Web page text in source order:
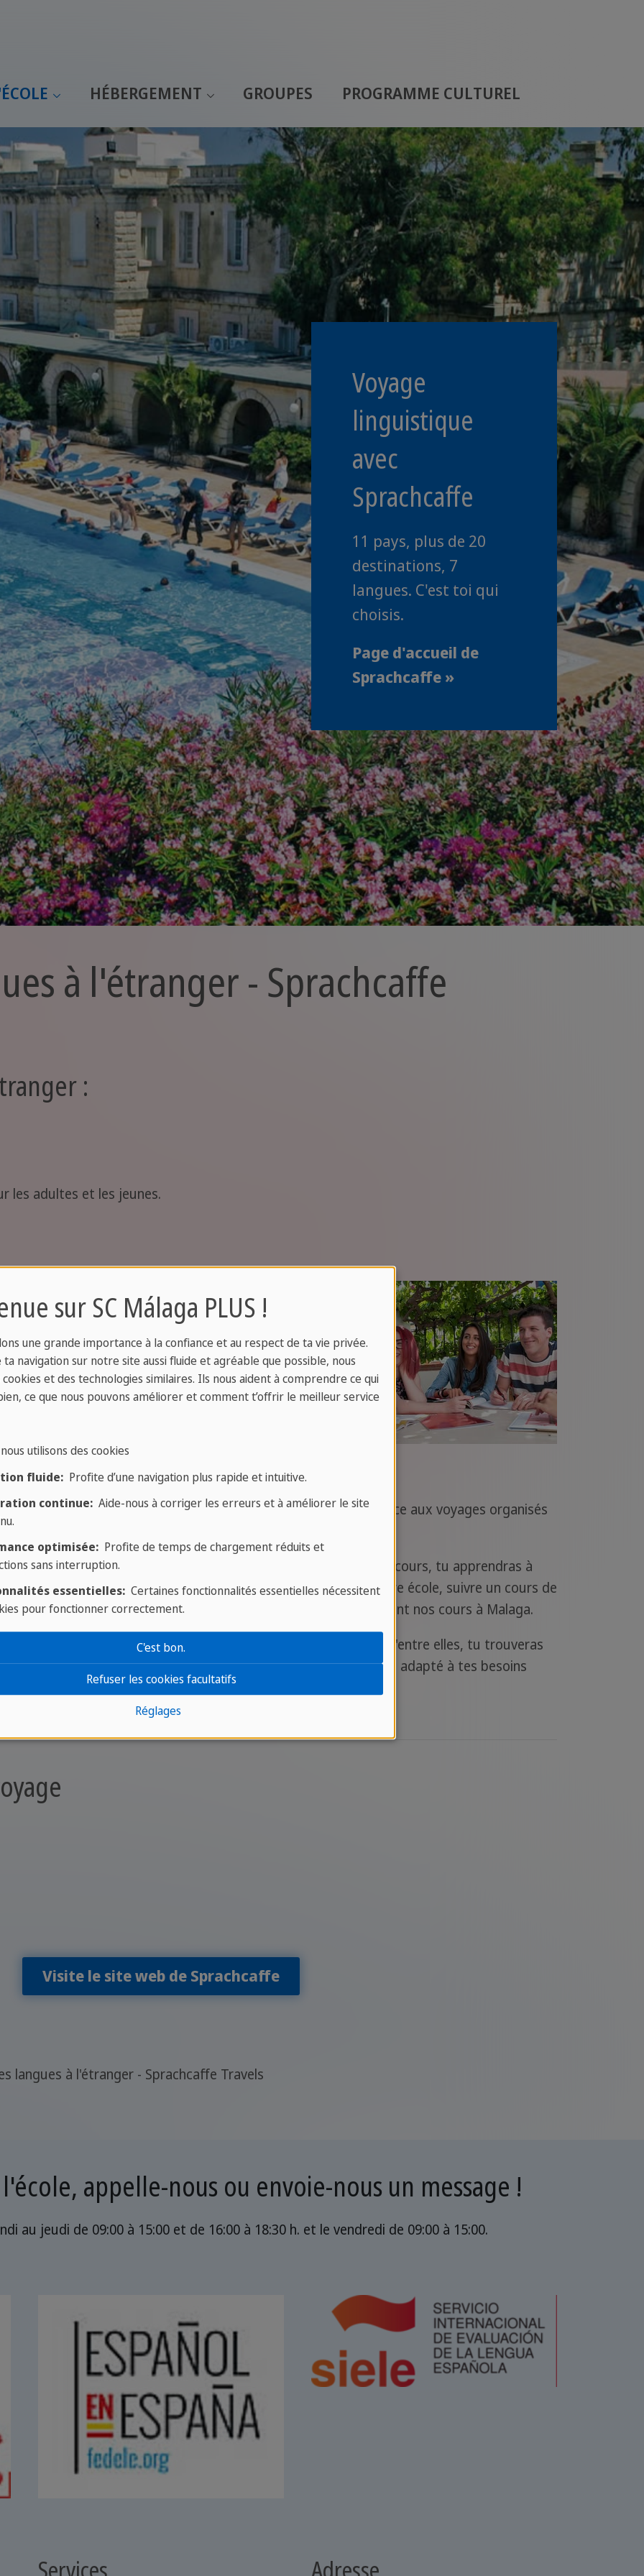
HÉBERGEMENT GROUPES PROGRAMME CULTUREL
Voyage
linguistique
avec
Sprachcaffe
11 pays, plus de 20
destinations, 7
langues. C'est toi qui
choisis.
Page d'accueil de
Sprachcaffe »
à l'étranger - Sprachcaffe
:
les adultes et les jeunes.
te donner la possibilité d'étudier les langues à l'étranger grâce aux voyages organisés
dans la culture de la langue que tu étudies, et en plus d'aller en cours, tu apprendras à
pratiquer la langue à tout moment. Si tu es étudiant dans notre école, suivre un cours de
parfait pour consolider les connaissances acquises pendant nos cours à Malaga.
pour étudier les langues à l'étranger. Dans chacune d'entre elles, tu trouveras
ou individuel, entre autres. Ainsi, il y aura toujours un cours adapté à tes besoins
Visite le site web de Sprachcaffe
langues à l'étranger - Sprachcaffe Travels
appelle-nous ou envoie-nous un message !
au jeudi de 09:00 à 15:00 et de 16:00 à 18:30 h. et le vendredi de 09:00 à 15:00.
sur SC Málaga PLUS !
une grande importance à la confiance et au respect de ta vie privée.
navigation sur notre site aussi fluide et agréable que possible, nous
cookies et des technologies similaires. Ils nous aident à comprendre ce qui
ce que nous pouvons améliorer et comment t’offrir le meilleur service
utilisons des cookies
fluide:Profite d’une navigation plus rapide et intuitive.
continue:Aide-nous à corriger les erreurs et à améliorer le site
optimisée:Profite de temps de chargement réduits et
sans interruption.
essentielles:Certaines fonctionnalités essentielles nécessitent
pour fonctionner correctement.
Réglages
Refuser les cookies facultatifs
C'est bon.